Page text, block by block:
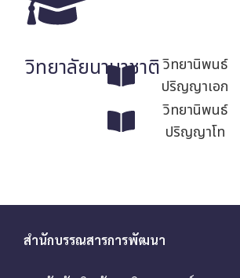
วิทยาลัยนานาชาติวิทยานิพนธ์
ปริญญาเอก
วิทยานิพนธ์
ปริญญาโท
สำนักบรรณสารการพัฒนา